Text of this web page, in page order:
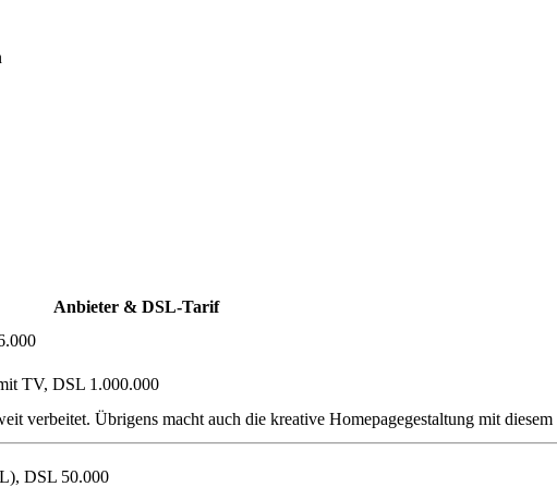
Anbieter & DSL-Tarif
TV, DSL 1.000.000
verbeitet. Übrigens macht auch die kreative Homepagegestaltung mit
DSL 50.000